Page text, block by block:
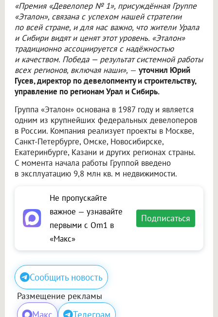
«Премия «Девелопер № 1», присуждённая Группе
«Эталон», связана с успехом нашей стратегии
по всей стране, и для нас важно, что жители Урала
и Сибири видят и ценят этот уровень. «Эталон»
традиционно ассоциируется с надёжностью
и качеством. Победа — результат системной работы
всех регионов, включая наши», — уточнил Юрий
Гусев, директор по девелопменту и строительству,
управление по регионам Урал и Сибирь.
Группа «Эталон» основана в 1987 году и является
одним из крупнейших федеральных девелоперов
в России. Компания реализует проекты в Москве,
Санкт-Петербурге, Омске, Новосибирске,
Екатеринбурге, Казани и других регионах страны.
С момента начала работы Группой введено
в эксплуатацию 9,8 млн кв. м недвижимости.
Не пропускайте
важное — узнавайте
первыми с Om1 в
«Макс»
Подписаться
Сообщить новость
Размещение рекламы
Макс Телеграм